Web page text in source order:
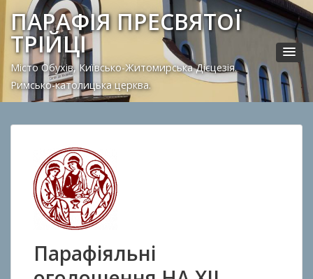
ПАРАФІЯ ПРЕСВЯТОЇ
ТРІЙЦІ
Місто Обухів, Київсько-Житомирська Дієцезія.
Римсько-католицька церква.
Парафіяльні